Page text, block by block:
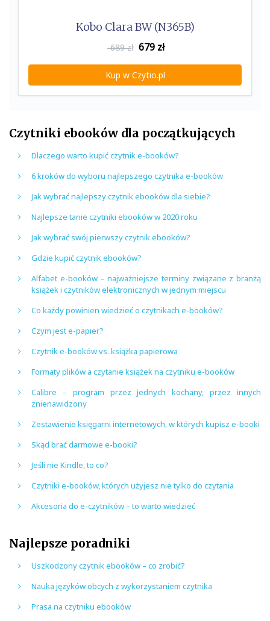
Kobo Clara BW (N365B)
689 zł 679 zł
Kup w Czytio.pl
Czytniki ebooków dla początkujących
Dlaczego warto kupić czytnik e-booków?
6 kroków do wyboru najlepszego czytnika e-booków
Jak wybrać najlepszy czytnik ebooków dla siebie?
Najlepsze tanie czytniki ebooków w 2020 roku
Jak wybrać swój pierwszy czytnik ebooków?
Gdzie kupić czytnik ebooków?
Alfabet e-booków – najważniejsze terminy związane z branżą
książek i czytników elektronicznych w jednym miejscu
Co każdy powinien wiedzieć o czytnikach e-booków?
Czym jest e-papier?
Czytnik e-booków vs. książka papierowa
Formaty plików a czytanie książek na czytniku e-booków
Calibre – program przez jednych kochany, przez innych
znienawidzony
Zestawienie księgarni internetowych, w których kupisz e-booki
Skąd brać darmowe e-booki?
Jeśli nie Kindle, to co?
Czytniki e-booków, których użyjesz nie tylko do czytania
Akcesoria do e-czytników – to warto wiedzieć
Najlepsze poradniki
Uszkodzony czytnik ebooków – co zrobić?
Nauka języków obcych z wykorzystaniem czytnika
Prasa na czytniku ebooków